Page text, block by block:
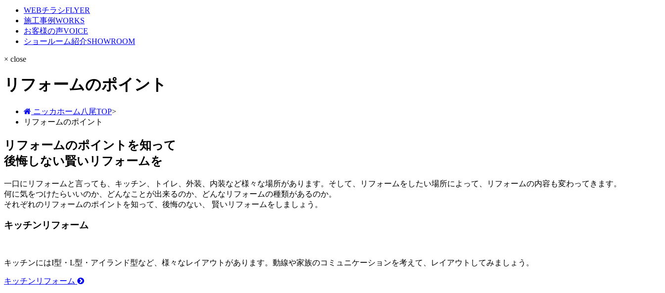
WEBチラシFLYER
施工事例WORKS
お客様の声VOICE
ショールーム紹介SHOWROOM
× close
リフォームのポイント
ニッカホーム八尾TOP>
リフォームのポイント
リフォームのポイントを知って
後悔しない賢いリフォームを
一口にリフォームと言っても、キッチン、トイレ、外装、内装など様々な場所があります。そして、リフォームをしたい場所によって、リフォームの内容も変わってきます。
何に気をつけたらいいのか、どんなことが出来るのか、どんなリフォームの種類があるのか。
それぞれのリフォームのポイントを知って、後悔のない、 賢いリフォームをしましょう。
キッチンリフォーム
キッチンにはI型・L型・アイランド型など、様々なレイアウトがあります。動線や家族のコミュニケーションを考えて、レイアウトしてみましょう。
キッチンリフォーム